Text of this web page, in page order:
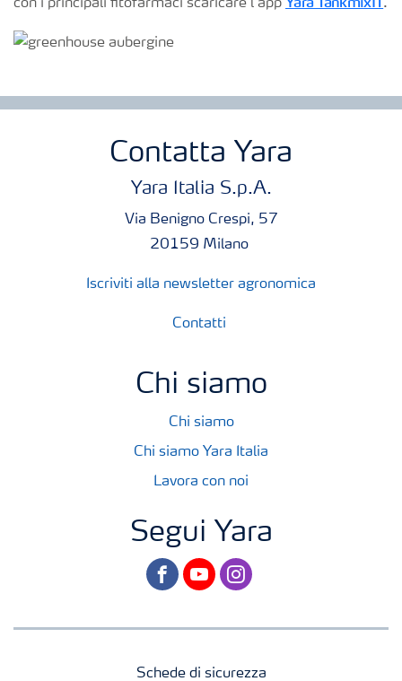
con i principali fitofarmaci scaricare l’app
.
Contatta Yara
Yara Italia S.p.A.
Via Benigno Crespi, 57
20159 Milano
Iscriviti alla newsletter agronomica
Contatti
Chi siamo
Chi siamo
Chi siamo Yara Italia
Lavora con noi
Segui Yara
facebookyoutubeinstagram
Schede di sicurezza